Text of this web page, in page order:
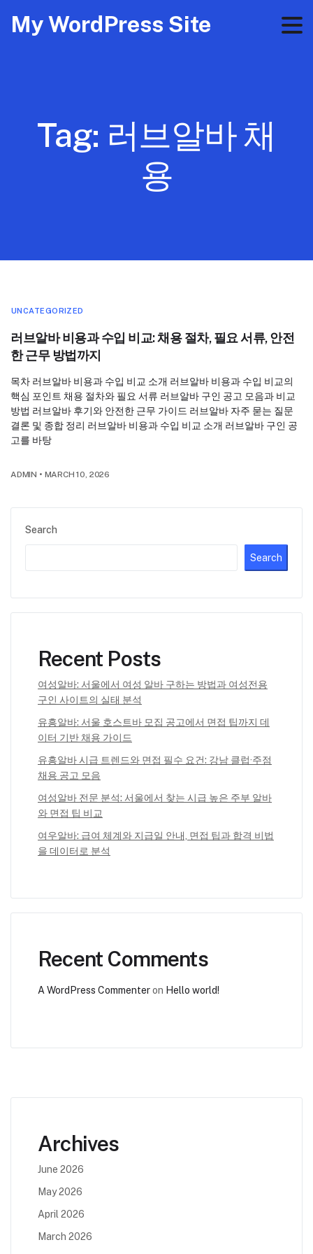
My WordPress Site
Tag: 러브알바 채
용
Search
Search
Recent Posts
여성알바: 서울에서 여성 알바 구하는 방법과 여성전용
구인 사이트의 실태 분석
유흥알바: 서울 호스트바 모집 공고에서 면접 팁까지 데
이터 기반 채용 가이드
유흥알바 시급 트렌드와 면접 필수 요건: 강남 클럽·주점
채용 공고 모음
여성알바 전문 분석: 서울에서 찾는 시급 높은 주부 알바
와 면접 팁 비교
여우알바: 급여 체계와 지급일 안내, 면접 팁과 합격 비법
을 데이터로 분석
Recent Comments
A WordPress Commenteron Hello world!
UNCATEGORIZED
러브알바 비용과 수입 비교: 채용 절차, 필요 서류, 안전
한 근무 방법까지
목차 러브알바 비용과 수입 비교 소개 러브알바 비용과 수입 비교의
핵심 포인트 채용 절차와 필요 서류 러브알바 구인 공고 모음과 비교
방법 러브알바 후기와 안전한 근무 가이드 러브알바 자주 묻는 질문
결론 및 종합 정리 러브알바 비용과 수입 비교 소개 러브알바 구인 공
고를 바탕
ADMIN • MARCH 10, 2026
Archives
June 2026
May 2026
April 2026
March 2026